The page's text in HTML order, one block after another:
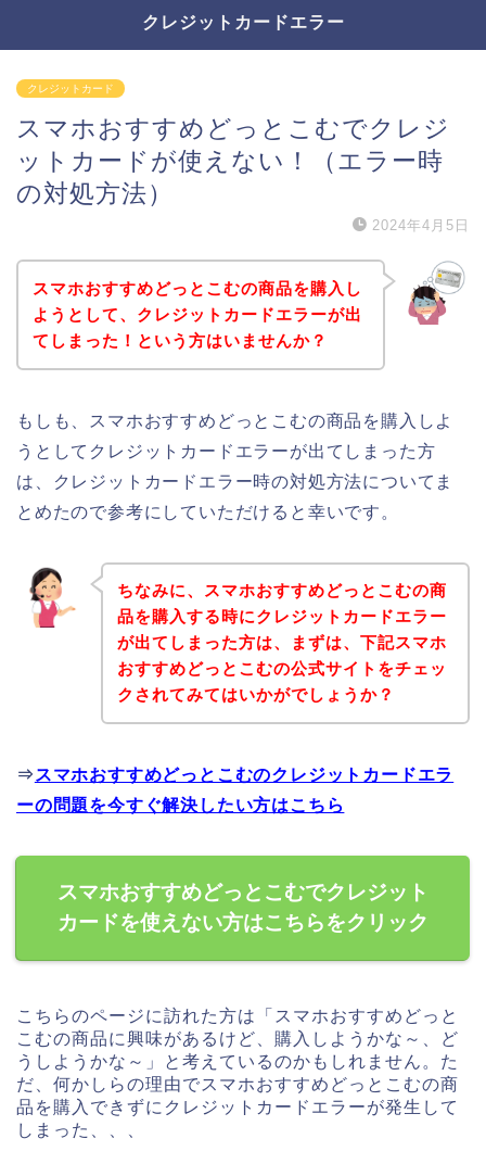
クレジットカードエラー
クレジットカード
スマホおすすめどっとこむでクレジ
ットカードが使えない！（エラー時
の対処方法）
2024年4月5日
スマホおすすめどっとこむの商品を購入し
ようとして、クレジットカードエラーが出
てしまった！という方はいませんか？
もしも、スマホおすすめどっとこむの商品を購入しよ
うとしてクレジットカードエラーが出てしまった方
は、クレジットカードエラー時の対処方法についてま
とめたので参考にしていただけると幸いです。
ちなみに、スマホおすすめどっとこむの商
品を購入する時にクレジットカードエラー
が出てしまった方は、まずは、下記スマホ
おすすめどっとこむの公式サイトをチェッ
クされてみてはいかがでしょうか？
⇒ スマホおすすめどっとこむのクレジットカードエラ
ーの問題を今すぐ解決したい方はこちら
スマホおすすめどっとこむでクレジット
カードを使えない方はこちらをクリック
こちらのページに訪れた方は「スマホおすすめどっと
こむの商品に興味があるけど、購入しようかな～、ど
うしようかな～」と考えているのかもしれません。た
だ、何かしらの理由でスマホおすすめどっとこむの商
品を購入できずにクレジットカードエラーが発生して
しまった、、、